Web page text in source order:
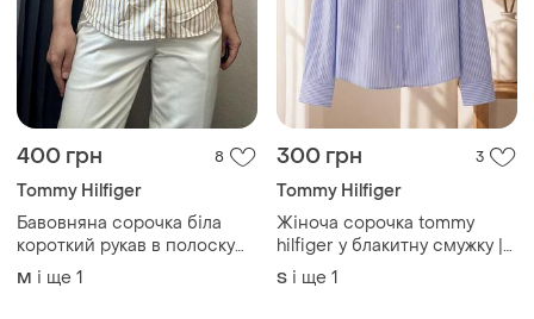
400 грн 8
Tommy Hilfiger
Бавовняна сорочка біла
короткий рукав в полоску
tommy hilfiger
M і ще 1
300 грн 3
Tommy Hilfiger
Жіноча сорочка tommy
hilfiger у блакитну смужку |
оригінал | oversize
S і ще 1